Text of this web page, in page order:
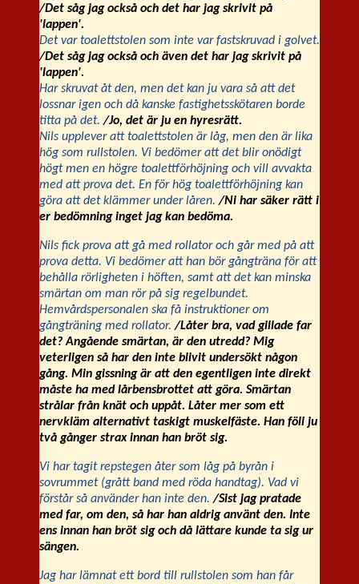
/Det såg jag också och det har jag skrivit på
'lappen'.
Det var toalettstolen som inte var fastskruvad i golvet.
/Det såg jag också och även det har jag skrivit på
'lappen'.
Har skruvat åt den, men det kan ju vara så att det
lossnar igen och då kanske fastighetsskötaren borde
titta på det. /Jo, det är ju en hyresrätt.
Nils upplever att toalettstolen är låg, men den är lika
hög som rullstolen. Vi bedömer att det blir onödigt
högt men en högre toalettförhöjning och vill avvakta
med att prova det. En för hög toalettförhöjning kan
göra att det klämmer under låren. /Ni har säker rätt i
er bedömning inget jag kan bedöma.
Nils fick prova att gå med rollator och går med på att
prova detta. Vi bedömer att han bör gångträna för att
behålla rörligheten i höften, samt att det kan minska
smärtan om man rör på sig regelbundet.
Hemvårdspersonalen ska få instruktioner om
gångträning med rollator. /Låter bra, vad gillade far
det? Angående smärtan, är den utredd? Mig
veterligen så har den inte blivit undersökt någon
gång. Min gissning är att den egentligen inte direkt
måste ha med lårbensbrottet att göra. Smärtan
strålar från knät och uppåt. Låter mer som ett
nervkläm alternativt taskigt muskelfäste. Han föll ju
två gånger strax innan han bröt sig.
Vi har tagit repstegen åter som låg på byrån i
sovrummet (grått band med röda handtag). Vad vi
förstår så använder han inte den. /Sist jag pratade
med far, om den, så har han aldrig använt den. Inte
ens innan han bröt sig och då lättare kunde ta sig ur
sängen.
Jag har lämnat ett bord till rullstolen som han får